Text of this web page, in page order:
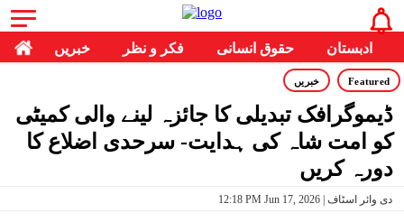
خبریں فکر و نظر حقوق انسانی ادبستان
Featured خبریں
ڈیموگرافک تبدیلی کا جائزہ لینے والی کمیٹی
کو امت شاہ کی ہدایت- سرحدی اضلاع کا
دورہ کریں
12:18 PM Jun 17, 2026 | دی وائر اسٹاف